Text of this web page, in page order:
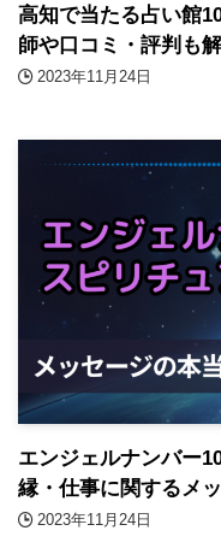
高知で当たる占い館
師や口コミ・評判も
2023年11月24日
エンジェルナンバー
縁・仕事に関するメ
2023年11月24日